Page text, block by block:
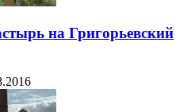
на Григорьевский